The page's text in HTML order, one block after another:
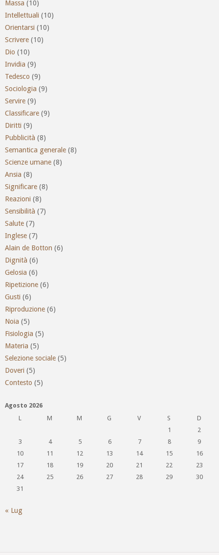
Massa (10)
Intellettuali (10)
Orientarsi (10)
Scrivere (10)
Dio (10)
Invidia (9)
Tedesco (9)
Sociologia (9)
Servire (9)
Classificare (9)
Diritti (9)
Pubblicità (8)
Semantica generale (8)
Scienze umane (8)
Ansia (8)
Significare (8)
Reazioni (8)
Sensibilità (7)
Salute (7)
Inglese (7)
Alain de Botton (6)
Dignità (6)
Gelosia (6)
Ripetizione (6)
Gusti (6)
Riproduzione (6)
Noia (5)
Fisiologia (5)
Materia (5)
Selezione sociale (5)
Doveri (5)
Contesto (5)
Agosto 2026
L
M M G V S
D
1
2
3
4 5 6 7 8
9
10
11 12 13 14 15
16
17
18 19 20 21 22
23
24
25 26 27 28 29
30
31
« Lug